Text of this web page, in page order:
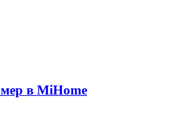
в MiHome